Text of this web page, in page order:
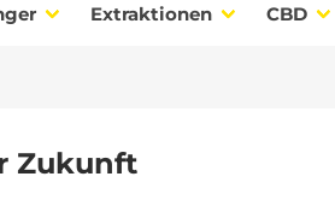
Extraktionen CBD
Zukunft